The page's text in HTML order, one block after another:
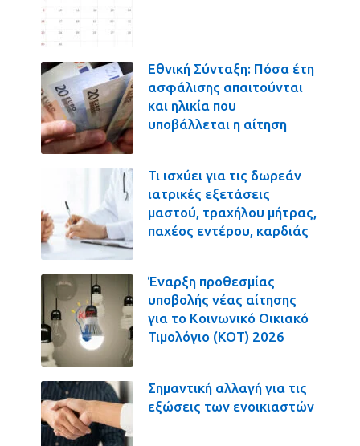
Εθνική Σύνταξη: Πόσα έτη
ασφάλισης απαιτούνται
και ηλικία που
υποβάλλεται η αίτηση
Τι ισχύει για τις δωρεάν
ιατρικές εξετάσεις
μαστού, τραχήλου μήτρας,
παχέος εντέρου, καρδιάς
Έναρξη προθεσμίας
υποβολής νέας αίτησης
για το Κοινωνικό Οικιακό
Τιμολόγιο (ΚΟΤ) 2026
Σημαντική αλλαγή για τις
εξώσεις των ενοικιαστών